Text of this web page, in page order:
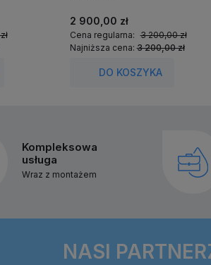
2 900,00 zł
Cena regularna: 3 200,00 zł
Najniższa cena:3 200,00 zł
DO KOSZYKA
Kompleksowa
usługa
Wraz z montażem
NASI